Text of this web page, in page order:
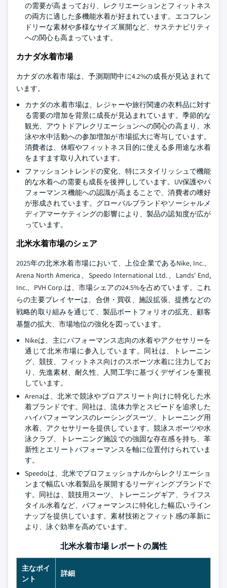
の需要が高まっており、レクリエーションとフィットネス
の両方に適した多機能水着が好まれています。エコフレン
ドリーな素材や多様なサイズ展開など、サステナビリティ
への関心も高まっています。
カナダ水着市場
カナダの水着市場は、予測期間中に4.2%の成長が見込まれて
います。
カナダの水着市場は、レジャーや旅行関連の衣料品に対す
る需要の増加を背景に成長が見込まれています。季節的な
観光、アウトドアレクリエーションへの関心の高まり、水
泳や水中活動への参加増加が市場拡大に寄与しています。
消費者は、休暇やフィットネス目的に使える多用途な水着
をますます取り入れています。
ファッショントレンドの変化、特にスタイリッシュで機能
的な水着への需要も成長を後押ししています。UV保護やパ
フォーマンス機能への認識が高まることで、消費者の嗜好
が形成されています。グローバルブランドやソーシャルメ
ディアマーケティングの影響により、製品の認知度が広が
っています。
北米水着市場のシェア
2025年の北米水着市場において、上位企業であるNike, Inc.、
Arena North America、Speedo International Ltd.、Lands' End,
Inc.、PVH Corp.は、市場シェアの24.5%を占めています。これ
らの主要プレイヤーは、合併・買収、施設拡張、提携などの
戦略的取り組みを通じて、製品ポートフォリオの拡充、顧客
基盤の拡大、市場地位の強化を図っています。
Nikeは、主にパフォーマンス志向の水着やアクセサリーを
通じて北米市場に参入しています。同社は、トレーニン
グ、競技、フィットネス向けのスポーツ水着に注力してお
り、先進素材、耐久性、人間工学に基づくデザインを重視
しています。
Arenaは、北米で競泳やプロアスリート向けに特化した水
着ブランドです。同社は、流体力学とスピードを追求した
ハイパフォーマンスのレーシングスーツ、トレーニング用
水着、アクセサリーを提供しています。競泳スポーツや水
泳クラブ、トレーニング施設での強固な存在感を持ち、革
新性とエリートパフォーマンスを軸に位置付けられていま
す。
Speedoは、北米でプロフェッショナルからレクリエーショ
ンまで幅広い水着製品を展開するリーディングブランドで
す。同社は、競技用スーツ、トレーニングギア、ライフス
タイル水着など、パフォーマンスに特化した幅広いライン
ナップを提供しています。素材技術とフィット感の革新に
より、泳ぐ効率を高めています。
北米水着市場 レポートの属性
主なポイ
ント
詳細